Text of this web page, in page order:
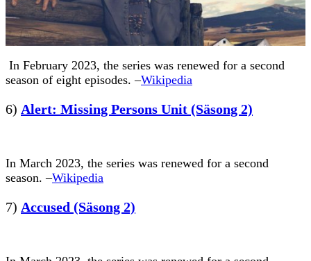
In February 2023, the series was renewed for a second
season of eight episodes. –Wikipedia
6) Alert: Missing Persons Unit (Säsong 2)
In March 2023, the series was renewed for a second
season. –Wikipedia
7) Accused (Säsong 2)